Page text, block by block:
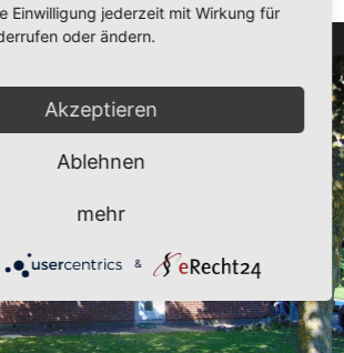
Einwilligung jederzeit mit Wirkung für
oder ändern.
Akzeptieren
Ablehnen
mehr
&